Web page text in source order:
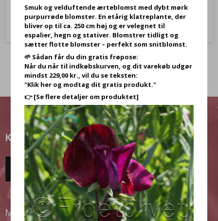
KUNDEKLUB
TILMELD DIG HER!
MODTAG VORES NYHEDSBREV
Smuk og velduftende ærteblomst med dybt mørk
purpurrøde blomster. En etårig klatreplante, der
bliver op til ca. 250 cm høj og er velegnet til
espalier, hegn og stativer. Blomstrer tidligt og
sætter flotte blomster – perfekt som snitblomst.
🌱 Sådan får du din gratis frøpose:
Når du når til indkøbskurven, og dit varekøb udgør
mindst 229,00 kr., vil du se teksten:
"Klik her og modtag dit gratis produkt."
👉[Se flere detaljer om produktet]